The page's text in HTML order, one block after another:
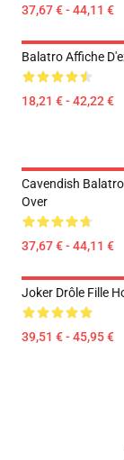
37,67 € - 44,11 €
Balatro Affiche
18,21 € - 42,22 €
Cavendish
Over
37,67 € - 44,11 €
Joker Drôle Fille
39,51 € - 45,95 €